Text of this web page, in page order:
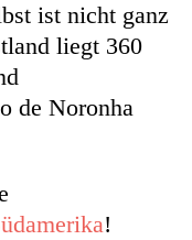
ist nicht ganz
liegt 360
de Noronha
!